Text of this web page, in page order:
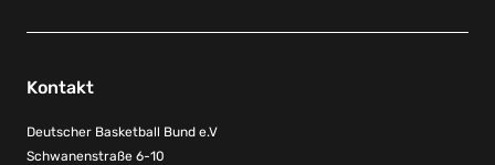
Kontakt
Deutscher Basketball Bund e.V
Schwanenstraße 6-10